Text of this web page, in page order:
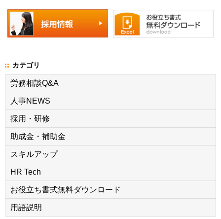
カテゴリ
労務相談Q&A
人事NEWS
採用・研修
助成金・補助金
スキルアップ
HR Tech
お役立ち書式無料ダウンロード
用語説明